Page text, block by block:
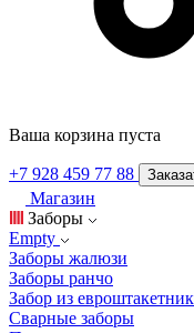
Ваша корзина пуста
+7 928 459 77 88
Магазин
Заборы
Empty
Заборы жалюзи
Заборы ранчо
Забор из
Сварные заборы